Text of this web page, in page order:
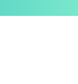
je zakenrelaties en
tijdens een
stuks. Kijk nog